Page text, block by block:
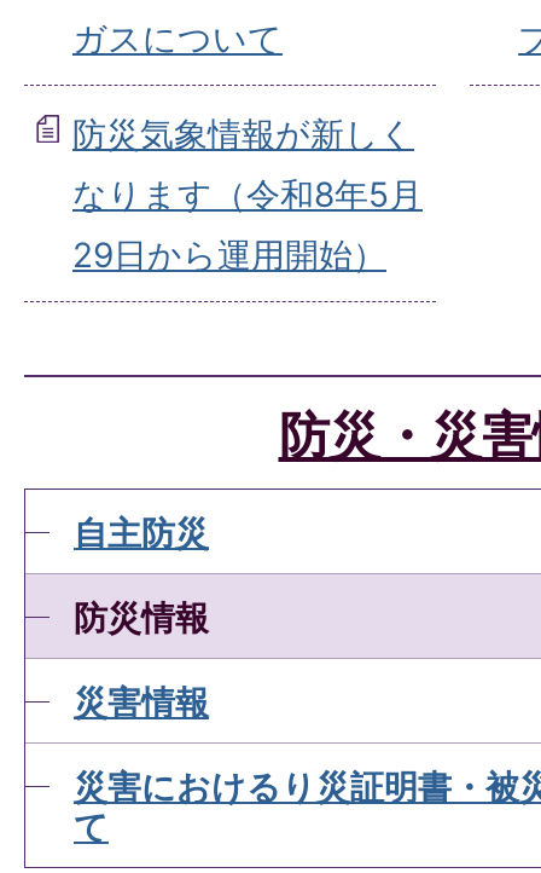
ガスについて
防災気象情報が新しく
なります（令和8年5月
29日から運用開始）
防災・災
自主防災
防災情報
災害情報
災害におけるり災証明書・被
て